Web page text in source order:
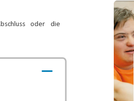
oder die
Video-
Player